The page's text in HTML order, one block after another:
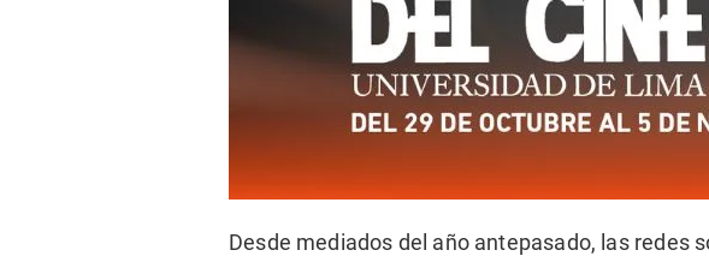
Desde mediados del año antepasado, las redes